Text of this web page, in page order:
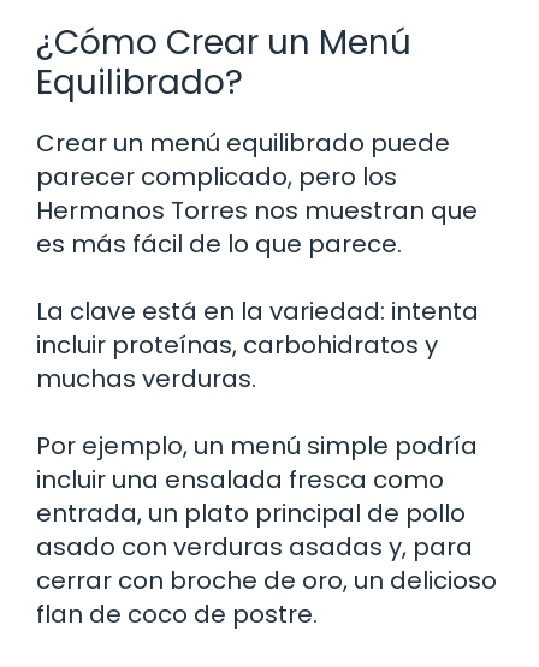
¿Cómo Crear un Menú
Equilibrado?
Crear un menú equilibrado puede
parecer complicado, pero los
Hermanos Torres nos muestran que
es más fácil de lo que parece.
La clave está en la variedad: intenta
incluir proteínas, carbohidratos y
muchas verduras.
Por ejemplo, un menú simple podría
incluir una ensalada fresca como
entrada, un plato principal de pollo
asado con verduras asadas y, para
cerrar con broche de oro, un delicioso
flan de coco de postre.